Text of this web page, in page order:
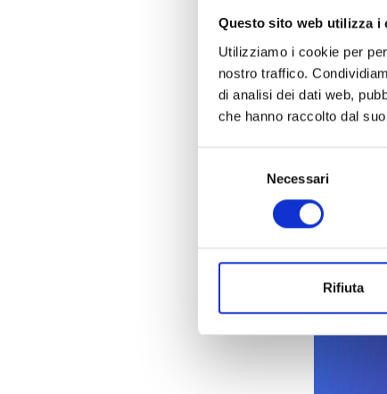
Questo sito web utilizza i
Utilizziamo i cookie per
nostro traffico.
di analisi dei dati web,
che hanno raccolto dal
Necessari
Rifiuta